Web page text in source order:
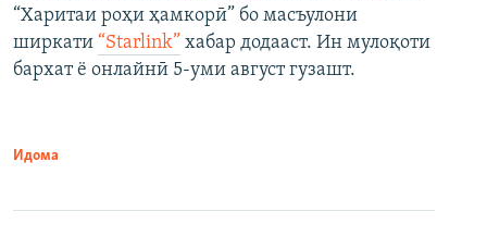
“Харитаи роҳи ҳамкорӣ” бо масъулони
ширкати “Starlink” хабар додааст. Ин мулоқоти
бархат ё онлайнӣ 5-уми август гузашт.
Идома